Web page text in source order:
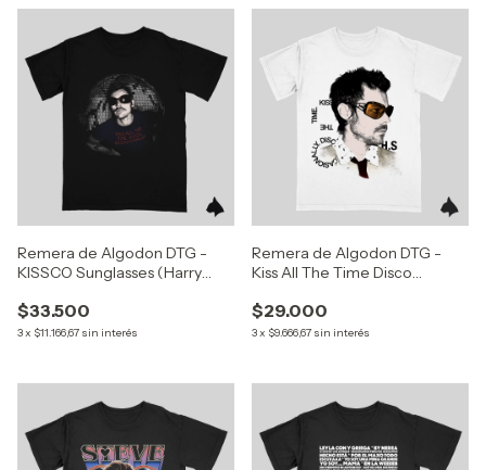
Remera de Algodon DTG -
KISSCO Sunglasses (Harry
$33.500
3x $11.166,67 sin interés
Remera de Algodon DTG -
Kiss All The Time Disco
Styles)
$29.000
3x $9.666,67 sin interés